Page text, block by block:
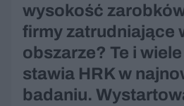
wysokość
firmy zatrudniające
obszarze? Te i
stawia HRK w
badaniu.